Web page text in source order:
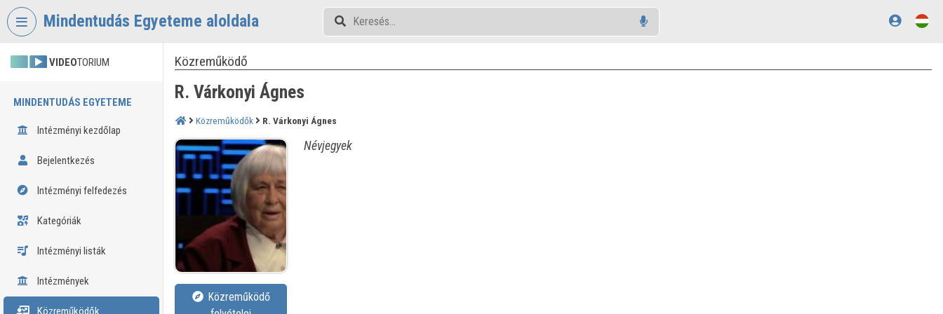
Fejléc kihagyása
Mindentudás Egyeteme aloldala
VIDEOTORIUM
MINDENTUDÁS EGYETEME
Intézményi kezdőlap
Bejelentkezés
Intézményi felfedezés
Kategóriák
Intézményi listák
Intézmények
Közreműködők
Közreműködő
R. Várkonyi Ágnes
Közreműködők R. Várkonyi Ágnes
Névjegyek